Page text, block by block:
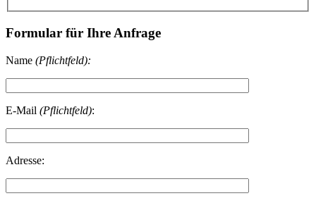
Formular für Ihre Anfrage
Name (Pflichtfeld):
E-Mail (Pflichtfeld):
Adresse: